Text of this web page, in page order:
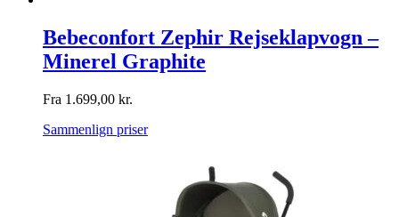
Bebeconfort Zephir Rejseklapvogn –
Minerel Graphite
Fra 1.699,00 kr.
Sammenlign priser